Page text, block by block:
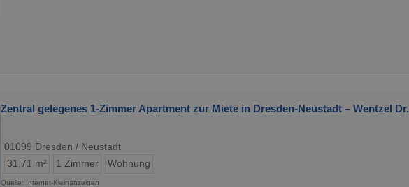
Zentral gelegenes 1‑Zimmer Apartment zur Miete in Dresden-Neustadt – Wentzel Dr.
01099 Dresden / Neustadt
31,71 m²
1 Zimmer Wohnung
Quelle: Internet-Kleinanzeigen